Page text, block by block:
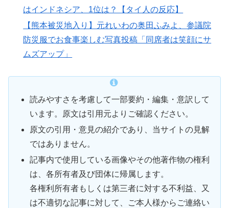
はインドネシア、1位は？【タイ人の反応】
【熊本被災地入り】元れいわの奥田ふみよ、参議院
防災服でお食事楽しむ写真投稿「同席者は笑顔にサ
ムズアップ」
読みやすさを考慮して一部要約・編集・意訳して
います。原文は引用元よりご確認ください。
原文の引用・意見の紹介であり、当サイトの見解
ではありません。
記事内で使用している画像やその他著作物の権利
は、各所有者及び団体に帰属します。
各権利所有者もしくは第三者に対する不利益、又
は不適切な記事に対して、ご本人様からご連絡い